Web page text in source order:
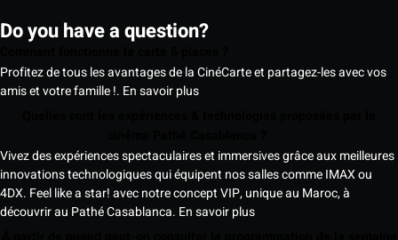
Do you have a question?
Profitez de tous les avantages de la CinéCarte et partagez-les avec vos
amis et votre famille !. En savoir plus
Vivez des expériences spectaculaires et immersives grâce aux meilleures
innovations technologiques qui équipent nos salles comme IMAX ou
4DX. Feel like a star! avec notre concept VIP, unique au Maroc, à
découvrir au Pathé Casablanca. En savoir plus